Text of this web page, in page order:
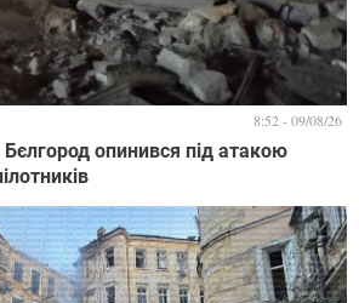
Бєлгород опинився під атакою
8:52 - 09/08/26